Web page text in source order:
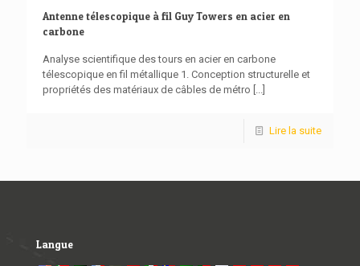
Antenne télescopique à fil Guy Towers en acier en
carbone
Analyse scientifique des tours en acier en carbone
télescopique en fil métallique 1. Conception structurelle et
propriétés des matériaux de câbles de métro [...]
Lire la suite
Langue